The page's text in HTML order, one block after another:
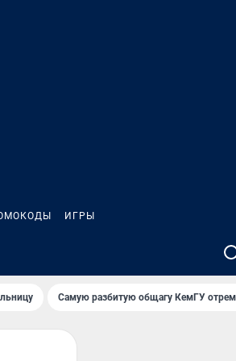
ИГРЫ
Самую разбитую общагу КемГУ